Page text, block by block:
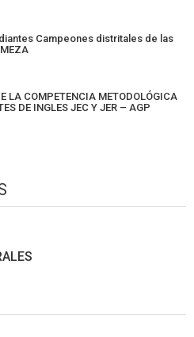
Campeones distritales de las
LA COMPETENCIA METODOLÓGICA
DE INGLES JEC Y JER – AGP